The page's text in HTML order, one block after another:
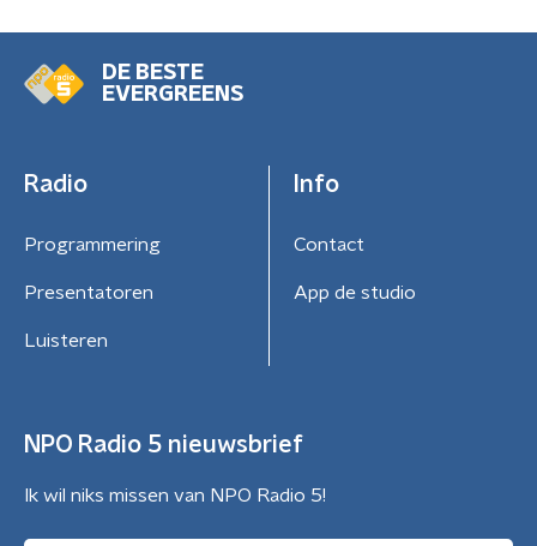
DE BESTE
EVERGREENS
Radio
Programmering
Presentatoren
Luisteren
Info
Contact
App de studio
NPO Radio 5 nieuwsbrief
Ik wil niks missen van NPO Radio 5!